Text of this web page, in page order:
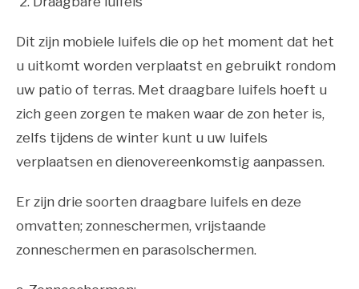
Dit zijn mobiele luifels die op het moment dat het
u uitkomt worden verplaatst en gebruikt rondom
uw patio of terras. Met draagbare luifels hoeft u
zich geen zorgen te maken waar de zon heter is,
zelfs tijdens de winter kunt u uw luifels
verplaatsen en dienovereenkomstig aanpassen.
Er zijn drie soorten draagbare luifels en deze
omvatten; zonneschermen, vrijstaande
zonneschermen en parasolschermen.